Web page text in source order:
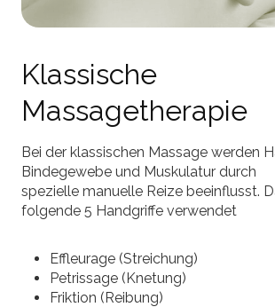
Klassische
Massagetherapie
Bei der klassischen Massage werden
Bindegewebe und Muskulatur durch
spezielle manuelle Reize beeinflusst.
folgende 5 Handgriffe verwendet
Effleurage (Streichung)
Petrissage (Knetung)
Friktion (Reibung)